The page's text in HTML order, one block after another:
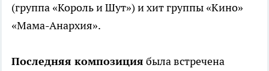
(группа «Король и Шут») и хит группы «Кино»
«Мама-Анархия».
Последняя композиция была встречена